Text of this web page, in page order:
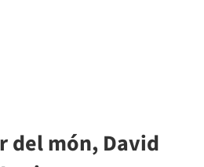
del món, David